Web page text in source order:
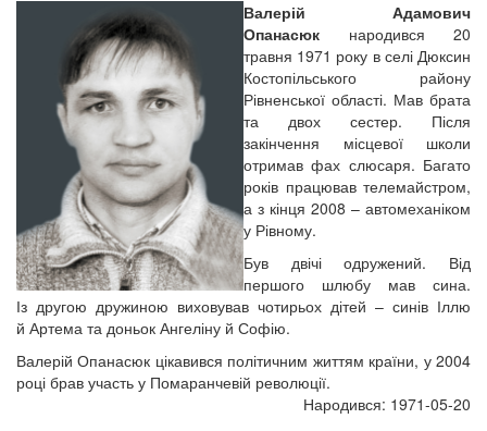
Валерій Адамович
Опанасюк народився 20
травня 1971 року в селі Дюксин
Костопільського району
Рівненської області. Мав брата
та двох сестер. Після
закінчення місцевої школи
отримав фах слюсаря. Багато
років працював телемайстром,
а з кінця 2008 – автомеханіком
у Рівному.
Був двічі одружений. Від
першого шлюбу мав сина.
Із другою дружиною виховував чотирьох дітей – синів Іллю
й Артема та доньок Ангеліну й Софію.
Валерій Опанасюк цікавився політичним життям країни, у 2004
році брав участь у Помаранчевій революції.
Народився: 1971-05-20